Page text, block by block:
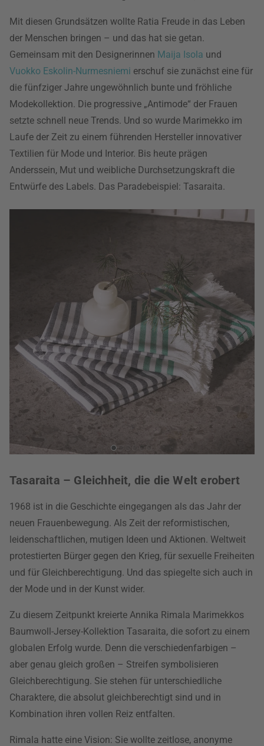
Mit diesen Grundsätzen wollte Ratia Freude in das Leben
der Menschen bringen – und das hat sie getan.
Gemeinsam mit den Designerinnen Maija Isola und
Vuokko Eskolin-Nurmesniemi erschuf sie zunächst eine für
die fünfziger Jahre ungewöhnlich bunte und fröhliche
Modekollektion. Die progressive „Antimode“ der Frauen
setzte schnell neue Trends. Und so wurde Marimekko im
Laufe der Zeit zu einem führenden Hersteller innovativer
Textilien für Mode und Interior. Bis heute prägen
Anderssein, Mut und weibliche Durchsetzungskraft die
Entwürfe des Labels. Das Paradebeispiel: Tasaraita.
Tasaraita – Gleichheit, die die Welt erobert
1968 ist in die Geschichte eingegangen als das Jahr der
neuen Frauenbewegung. Als Zeit der reformistischen,
leidenschaftlichen, mutigen Ideen und Aktionen. Weltweit
protestierten Bürger gegen den Krieg, für sexuelle Freiheiten
und für Gleichberechtigung. Und das spiegelte sich auch in
der Mode und in der Kunst wider.
Zu diesem Zeitpunkt kreierte Annika Rimala Marimekkos
Baumwoll-Jersey-Kollektion Tasaraita, die sofort zu einem
globalen Erfolg wurde. Denn die verschiedenfarbigen –
aber genau gleich großen – Streifen symbolisieren
Gleichberechtigung. Sie stehen für unterschiedliche
Charaktere, die absolut gleichberechtigt sind und in
Kombination ihren vollen Reiz entfalten.
Rimala hatte eine Vision: Sie wollte zeitlose, anonyme